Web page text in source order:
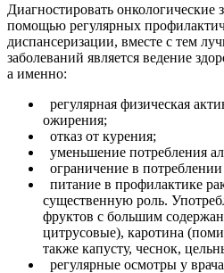
Диагностировать онкологические
помощью регулярных
диспансеризации, вместе с тем
заболеваний является ведение
а именно:
регулярная физическая
ожирения;
отказ от курения;
уменьшение потребления
ограничение в
питание в профилактике
существенную роль.
фруктов с большим
цитрусовые), каротина
также капусту, чеснок,
регулярные осмотры у